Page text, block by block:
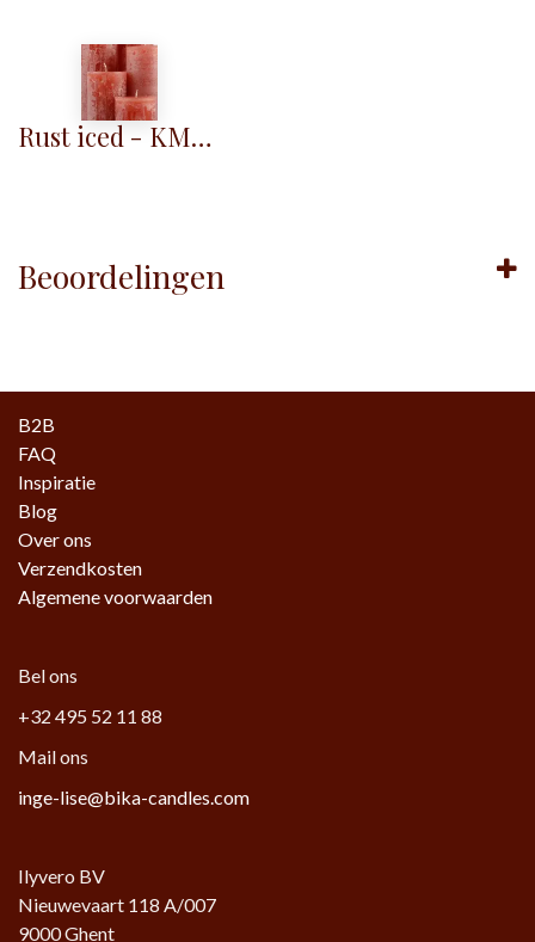
Rust iced - KM036
Beoordelingen
B2B
FAQ
Inspiratie
Blog
Over ons
Verzendkosten
Algemene voorwaarden
Bel ons
+32 495 52 11 88
Mail ons
inge-lise@bika-candles.com
Ilyvero BV
Nieuwevaart 118 A/007
9000 Ghent